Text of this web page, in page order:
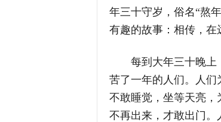
年三十守岁，俗名“熬
有趣的故事：相传，在
每到大年三十晚上，
苦了一年的人们。人们
不敢睡觉，坐等天亮
不再出来，才敢出门。